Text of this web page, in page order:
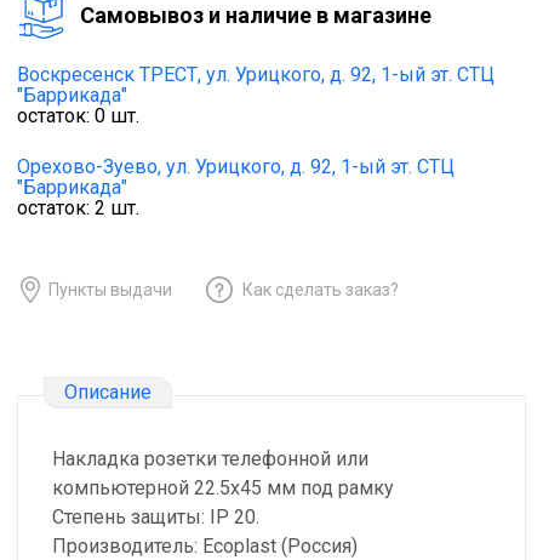
Cамовывоз и наличие в магазине
Воскресенск ТРЕСТ, ул. Урицкого, д. 92, 1-ый эт. СТЦ
"Баррикада"
остаток: 0 шт.
Орехово-Зуево, ул. Урицкого, д. 92, 1-ый эт. СТЦ
"Баррикада"
остаток: 2 шт.
Пункты выдачи Как сделать заказ?
Описание
Накладка розетки телефонной или
компьютерной 22.5х45 мм под рамку
Степень защиты: IP 20.
Производитель: Ecoplast (Россия)